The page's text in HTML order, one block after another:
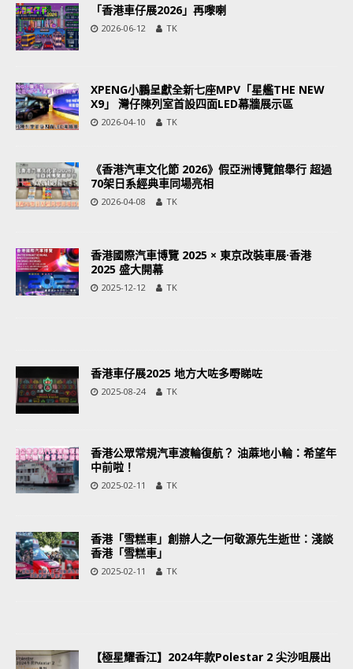
「香港車仔展2026」再嚟喇
2026-06-12 TK
XPENG小鵬呈獻全新七座MPV「星艦THE NEW
X9」 灣仔陳列室首設四面LED幕牆展示區
2026-04-10 TK
《香港汽車文化節 2026》假亞洲博覽館舉行 超過
70架日系經典車同場亮相
2026-04-08 TK
香港國際汽車博覽 2025 × 東京改裝車展·香港
2025 盛大開幕
2025-12-12 TK
香港車仔展2025 地方大咗多嘢睇咗
2025-08-24 TK
香港公眾常規汽車渡輪復航？ 油蔴地小輪：希望年
中前啦！
2025-02-11 TK
香港「雪糕車」創辦人之一何敬源先生逝世：淺談
香港「雪糕車」
2025-02-11 TK
【極星耀香江】2024年款Polestar 2 尖沙咀展出